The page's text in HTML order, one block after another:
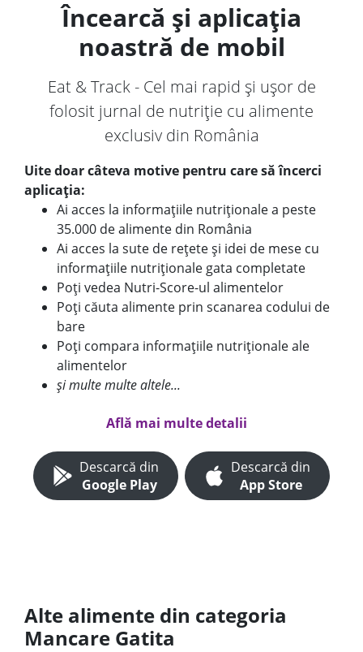
Încearcă și aplicația
noastră de mobil
Eat & Track - Cel mai rapid și ușor de
folosit jurnal de nutriție cu alimente
exclusiv din România
Uite doar câteva motive pentru care să încerci
aplicația:
Ai acces la informațiile nutriționale a peste
35.000 de alimente din România
Ai acces la sute de rețete și idei de mese cu
informațiile nutriționale gata completate
Poți vedea Nutri-Score-ul alimentelor
Poți căuta alimente prin scanarea codului de
bare
Poți compara informațiile nutriționale ale
alimentelor
și multe multe altele...
Află mai multe detalii
Descarcă din
Google Play
Descarcă din
App Store
Alte alimente din categoria
Mancare Gatita